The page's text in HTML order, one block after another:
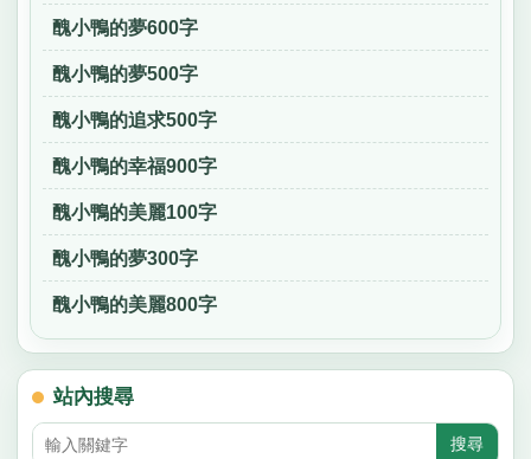
醜小鴨的夢600字
醜小鴨的夢500字
醜小鴨的追求500字
醜小鴨的幸福900字
醜小鴨的美麗100字
醜小鴨的夢300字
醜小鴨的美麗800字
站內搜尋